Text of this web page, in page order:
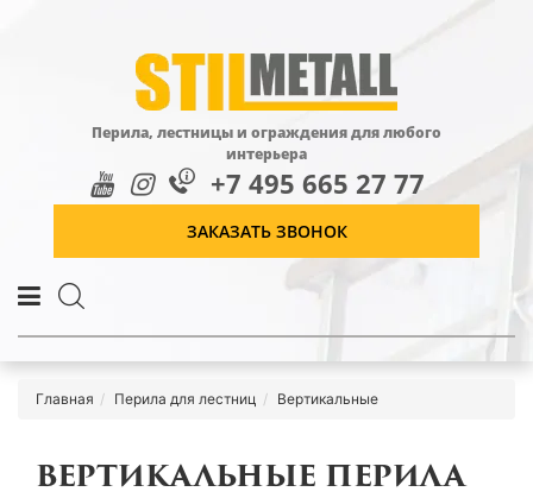
Перила, лестницы и ограждения для любого
интерьера
+7 495 665 27 77
ЗАКАЗАТЬ ЗВОНОК
Главная Перила для лестниц Вертикальные
ВЕРТИКАЛЬНЫЕ ПЕРИЛА